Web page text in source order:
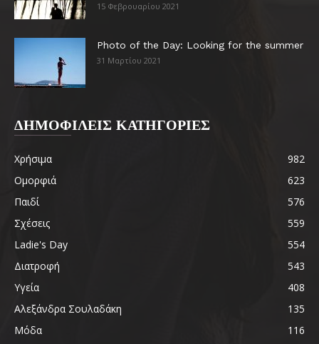
15 Φεβρουαρίου 2021
Photo of the Day: Looking for the summer
31 Μαρτίου 2021
ΔΗΜΟΦΙΛΕΙΣ ΚΑΤΗΓΟΡΙΕΣ
Χρήσιμα
982
Ομορφιά
623
Παιδί
576
Σχέσεις
559
Ladie's Day
554
Διατροφή
543
Υγεία
408
Αλεξάνδρα Σουλαδάκη
135
Μόδα
116